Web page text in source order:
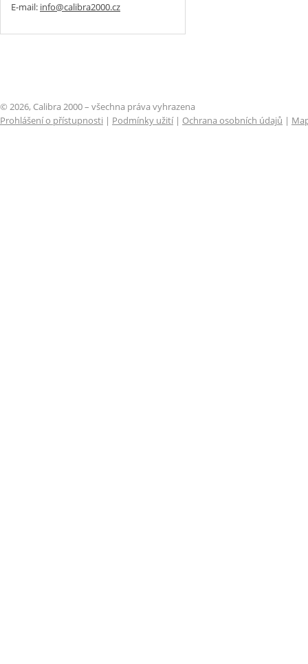
E-mail: info@calibra2000.cz
© 2026, Calibra 2000 – všechna práva vyhrazena
Prohlášení o přístupnosti | Podmínky užití| Ochrana osobních údajů |